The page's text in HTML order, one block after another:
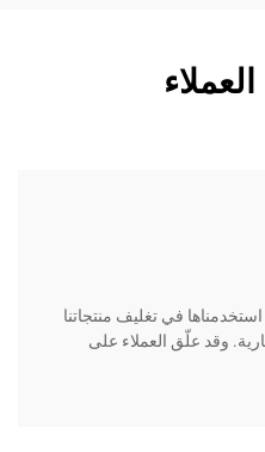
في تغليف منتجاتنا
وقد علّق العملاء على